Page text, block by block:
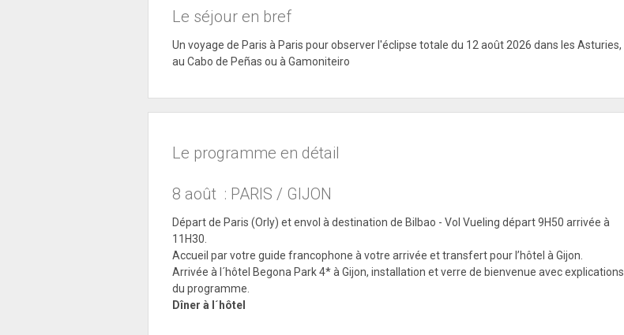
Le séjour en bref
Un voyage de Paris à Paris pour observer l'éclipse totale du 12 août 2026 dans les Asturies,
au Cabo de Peñas ou à Gamoniteiro
Le programme en détail
8 août : PARIS / GIJON
Départ de Paris (Orly) et envol à destination de Bilbao - Vol Vueling départ 9H50 arrivée à
11H30.
Accueil par votre guide francophone à votre arrivée et transfert pour l’hôtel à Gijon.
Arrivée à l´hôtel Begona Park 4* à Gijon, installation et verre de bienvenue avec explications
du programme.
Dîner à l´hôtel